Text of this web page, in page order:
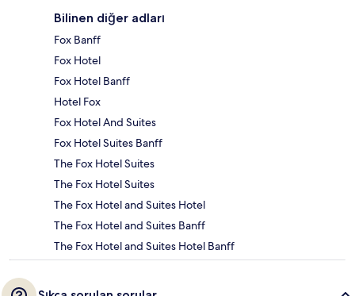
Bilinen diğer adları
Fox Banff
Fox Hotel
Fox Hotel Banff
Hotel Fox
Fox Hotel And Suites
Fox Hotel Suites Banff
The Fox Hotel Suites
The Fox Hotel Suites
The Fox Hotel and Suites Hotel
The Fox Hotel and Suites Banff
The Fox Hotel and Suites Hotel Banff